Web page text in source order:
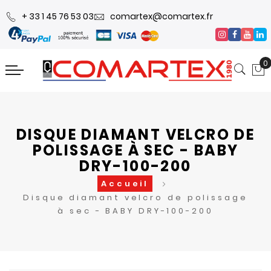
+ 33 1 45 76 53 03 comartex@comartex.fr
0
DISQUE DIAMANT VELCRO DE
POLISSAGE À SEC - BABY
DRY-100-200
Accueil
Disque diamant velcro de polissage
à sec - BABY DRY-100-200